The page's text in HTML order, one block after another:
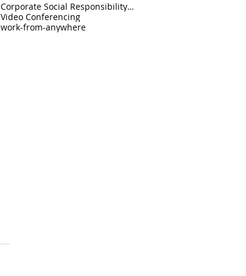
Corporate Social Responsibility(CSR)
Video Conferencing
work-from-anywhere